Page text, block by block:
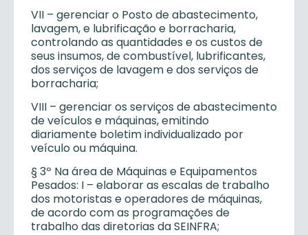
VII – gerenciar o Posto de abastecimento,
lavagem, e lubrificação e borracharia,
controlando as quantidades e os custos de
seus insumos, de combustível, lubrificantes,
dos serviços de lavagem e dos serviços de
borracharia;
VIII – gerenciar os serviços de abastecimento
de veículos e máquinas, emitindo
diariamente boletim individualizado por
veículo ou máquina.
§ 3º Na área de Máquinas e Equipamentos
Pesados: I – elaborar as escalas de trabalho
dos motoristas e operadores de máquinas,
de acordo com as programações de
trabalho das diretorias da SEINFRA;